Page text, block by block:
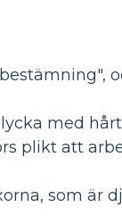
med
plikt att
som är